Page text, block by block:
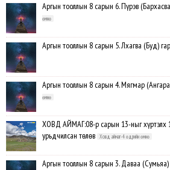
Аргын тооллын 8 сарын 6. Пүрэв
өмнө
Аргын тооллын 8 сарын 5. Лхагва (Буд)
Аргын тооллын 8 сарын 4. Мягмар
өмнө
ХОВД АЙМАГ:08-р сарын 13-ныг хүртэлх
урьдчилсан төлөв
Ховд аймаг-4 өдрийн өмнө
Аргын тооллын 8 сарын 3. Даваа (Сумьяа)